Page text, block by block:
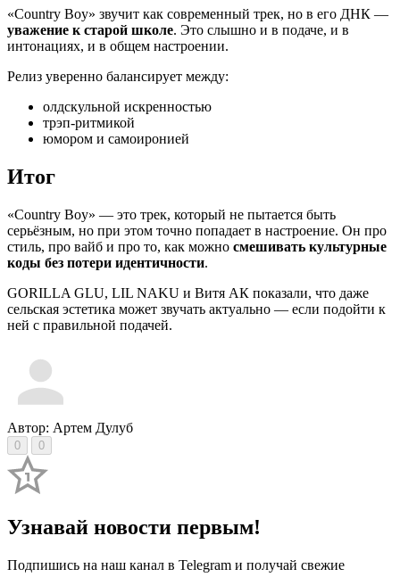
«Country Boy» звучит как современный трек, но в его ДНК —
уважение к старой школе. Это слышно и в подаче, и в
интонациях, и в общем настроении.
Релиз уверенно балансирует между:
олдскульной искренностью
трэп-ритмикой
юмором и самоиронией
Итог
«Country Boy» — это трек, который не пытается быть
серьёзным, но при этом точно попадает в настроение. Он про
стиль, про вайб и про то, как можно смешивать культурные
коды без потери идентичности.
GORILLA GLU, LIL NAKU и Витя АК показали, что даже
сельская эстетика может звучать актуально — если подойти к
ней с правильной подачей.
Автор: Артем Дулуб
0 0
Узнавай новости первым!
Подпишись на наш канал в Telegram и получай свежие